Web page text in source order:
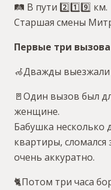
🛤 В пути 2️⃣1️⃣9️⃣ км.
Старшая смены
Первые три
🦽Дважды выезжали
🚪Один вызов был
женщине.
Бабушка несколько
квартиры, сломался
очень аккуратно.
🐈Потом три часа